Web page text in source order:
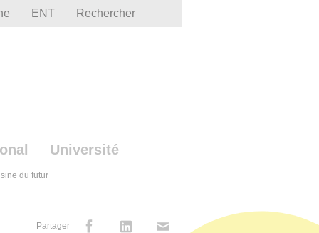
ENT Rechercher
Université
du futur
Partager